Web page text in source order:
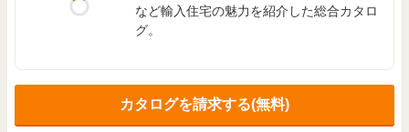
など輸入住宅の魅力を紹介した総合カタロ
グ。
カタログを請求する(無料)